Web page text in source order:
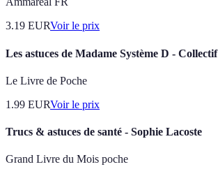
3.19 EURVoir le prix
Les astuces de Madame Système D - Collectif
Le Livre de Poche
1.99 EURVoir le prix
Trucs & astuces de santé - Sophie Lacoste
Grand Livre du Mois poche